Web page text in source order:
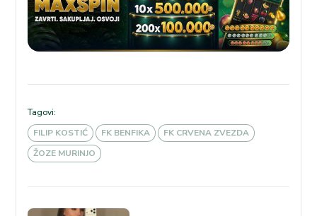
Tagovi:
FILIP KOSTIĆ
FK BENFIKA
FK CRVENA ZVEZDA
ŽOZE MURINJO